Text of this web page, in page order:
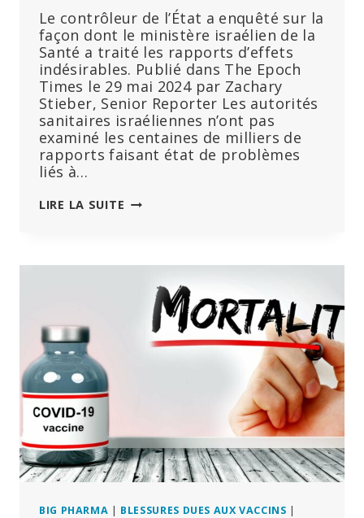
Le contrôleur de l’État a enquêté sur la
façon dont le ministère israélien de la
Santé a traité les rapports d’effets
indésirables. Publié dans The Epoch
Times le 29 mai 2024 par Zachary
Stieber, Senior Reporter Les autorités
sanitaires israéliennes n’ont pas
examiné les centaines de milliers de
rapports faisant état de problèmes
liés à…
LIRE LA SUITE ISRAËL
PLUPART
RAPPORTS
COVID
:
WATCHDOG
BIG PHARMA | BLESSURES DUES AUX VACCINS |